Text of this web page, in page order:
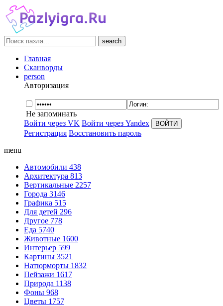
search
Главная
Сканворды
person
Авторизация
Не запоминать
Войти через VK Войти через Yandex
Регистрация Восстановить пароль
menu
Автомобили 438
Архитектура 813
Вертикальные 2257
Города 3146
Графика 515
Для детей 296
Другое 778
Еда 5740
Животные 1600
Интерьер 599
Картины 3521
Натюрморты 1832
Пейзажи 1617
Природа 1138
Фоны 968
Цветы 1757